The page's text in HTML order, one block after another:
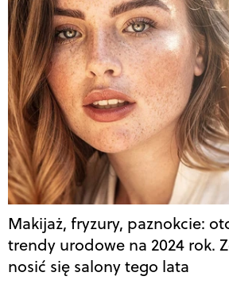
Makijaż, fryzury, paznokcie:
trendy urodowe na 2024 rok.
nosić się salony tego lata